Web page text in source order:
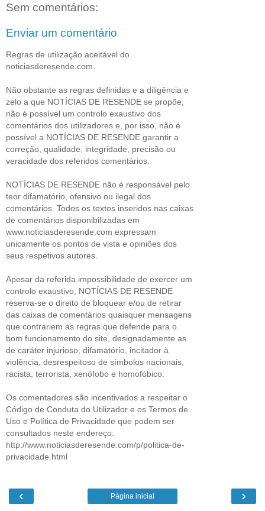
Sem comentários:
Enviar um comentário
Regras de utilização aceitável do
noticiasderesende.com
Não obstante as regras definidas e a diligência e
zelo a que NOTÍCIAS DE RESENDE se propõe,
não é possível um controlo exaustivo dos
comentários dos utilizadores e, por isso, não é
possível a NOTÍCIAS DE RESENDE garantir a
correção, qualidade, integridade, precisão ou
veracidade dos referidos comentários.
NOTÍCIAS DE RESENDE não é responsável pelo
teor difamatório, ofensivo ou ilegal dos
comentários. Todos os textos inseridos nas caixas
de comentários disponibilizadas em
www.noticiasderesende.com expressam
unicamente os pontos de vista e opiniões dos
seus respetivos autores.
Apesar da referida impossibilidade de exercer um
controlo exaustivo, NOTÍCIAS DE RESENDE
reserva-se o direito de bloquear e/ou de retirar
das caixas de comentários quaisquer mensagens
que contrariem as regras que defende para o
bom funcionamento do site, designadamente as
de caráter injurioso, difamatório, incitador à
violência, desrespeitoso de símbolos nacionais,
racista, terrorista, xenófobo e homofóbico.
Os comentadores são incentivados a respeitar o
Código de Conduta do Utilizador e os Termos de
Uso e Política de Privacidade que podem ser
consultados neste endereço:
http://www.noticiasderesende.com/p/politica-de-
privacidade.html
‹ ›
Página inicial